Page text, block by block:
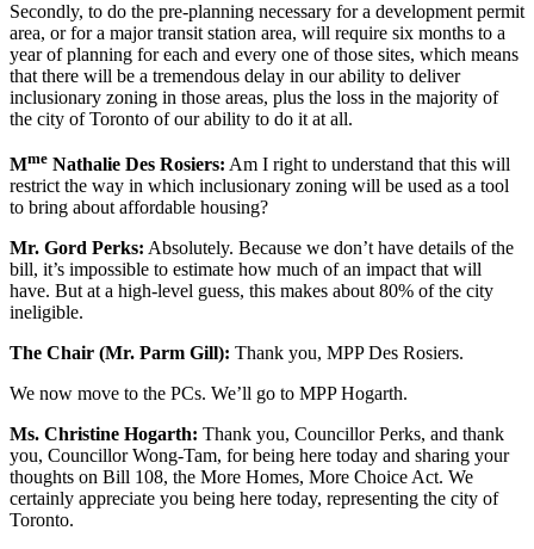
Secondly, to do the pre-planning necessary for a development permit
area, or for a major transit station area, will require six months to a
year of planning for each and every one of those sites, which means
that there will be a tremendous delay in our ability to deliver
inclusionary zoning in those areas, plus the loss in the majority of
the city of Toronto of our ability to do it at all.
Mme Nathalie Des Rosiers: Am I right to understand that this will
restrict the way in which inclusionary zoning will be used as a tool
to bring about affordable housing?
Mr. Gord Perks: Absolutely. Because we don’t have details of the
bill, it’s impossible to estimate how much of an impact that will
have. But at a high-level guess, this makes about 80% of the city
ineligible.
The Chair (Mr. Parm Gill): Thank you, MPP Des Rosiers.
We now move to the PCs. We’ll go to MPP Hogarth.
Ms. Christine Hogarth: Thank you, Councillor Perks, and thank
you, Councillor Wong-Tam, for being here today and sharing your
thoughts on Bill 108, the More Homes, More Choice Act. We
certainly appreciate you being here today, representing the city of
Toronto.